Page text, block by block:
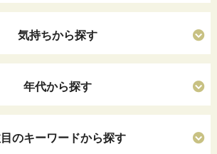
気持ちから探す
年代から探す
のキーワードから探す